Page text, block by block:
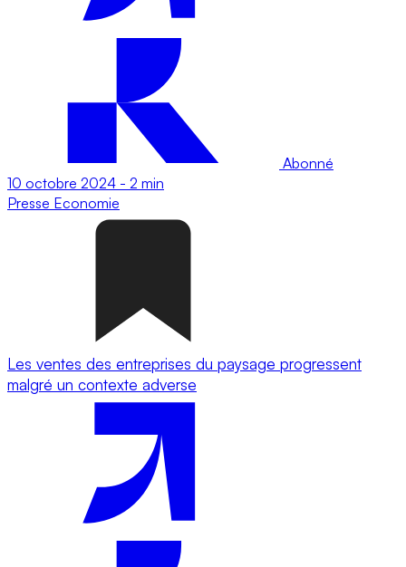
Abonné
10 octobre 2024 - 2 min
Presse Economie
Les ventes des entreprises du paysage progressent
malgré un contexte adverse